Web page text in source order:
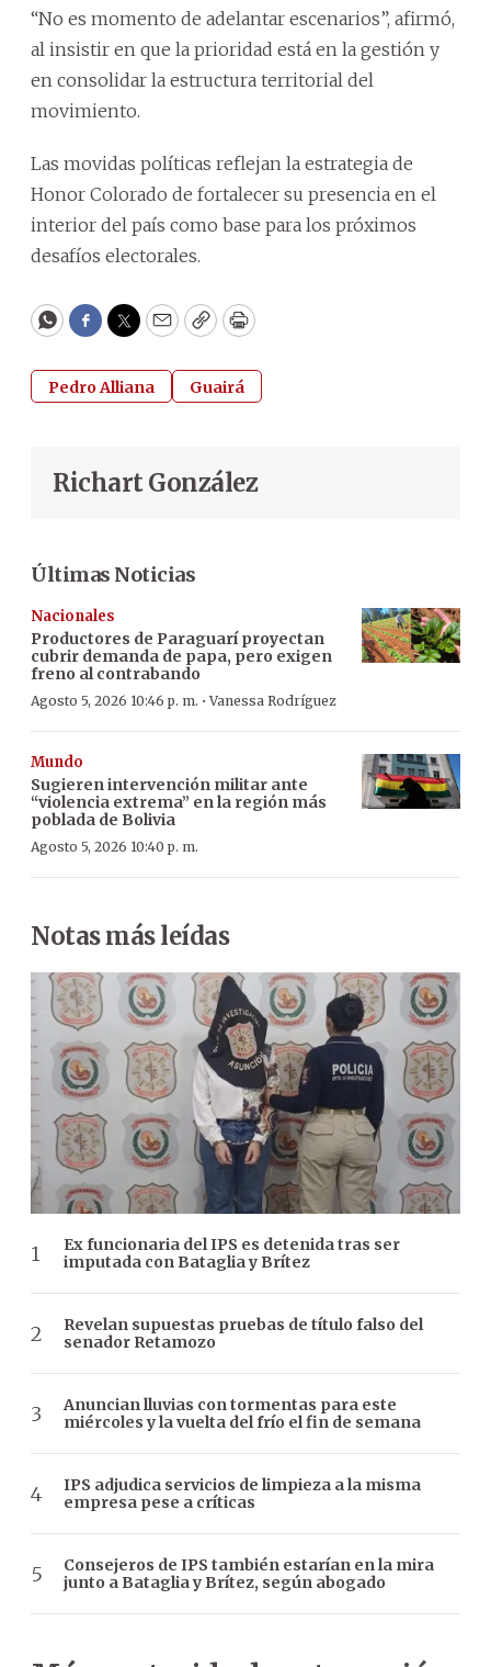
“No es momento de adelantar escenarios”, afirmó,
al insistir en que la prioridad está en la gestión y
en consolidar la estructura territorial del
movimiento.
Las movidas políticas reflejan la estrategia de
Honor Colorado de fortalecer su presencia en el
interior del país como base para los próximos
desafíos electorales.
WhatsApp
Facebook
Twitter
EmailCopyPrint
Pedro Alliana Guairá
Richart González
Últimas Noticias
Nacionales
Productores de Paraguarí proyectan
cubrir demanda de papa, pero exigen
freno al contrabando
Agosto 5, 2026 10:46 p. m. ·Vanessa Rodríguez
Mundo
Sugieren intervención militar ante
“violencia extrema” en la región más
poblada de Bolivia
Agosto 5, 2026 10:40 p. m.
Notas más leídas
Ex funcionaria del IPS es detenida tras ser
imputada con Bataglia y Brítez
Revelan supuestas pruebas de título falso del
senador Retamozo
Anuncian lluvias con tormentas para este
miércoles y la vuelta del frío el fin de semana
IPS adjudica servicios de limpieza a la misma
empresa pese a críticas
Consejeros de IPS también estarían en la mira
junto a Bataglia y Brítez, según abogado